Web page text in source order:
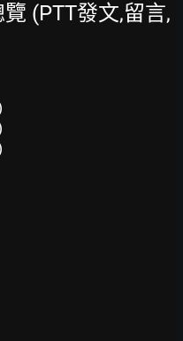
(PTT發文,留言,